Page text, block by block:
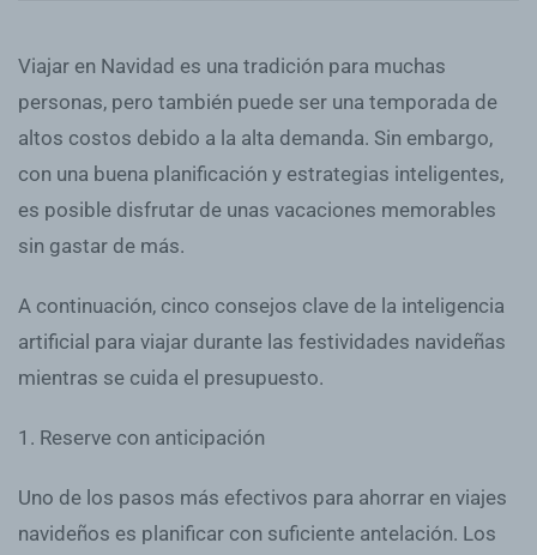
Viajar en Navidad es una tradición para muchas
personas, pero también puede ser una temporada de
altos costos debido a la alta demanda. Sin embargo,
con una buena planificación y estrategias inteligentes,
es posible disfrutar de unas vacaciones memorables
sin gastar de más.
A continuación, cinco consejos clave de la inteligencia
artificial para viajar durante las festividades navideñas
mientras se cuida el presupuesto.
1. Reserve con anticipación
Uno de los pasos más efectivos para ahorrar en viajes
navideños es planificar con suficiente antelación. Los